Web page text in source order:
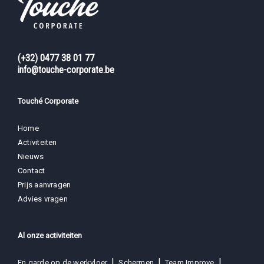
(+32) 0477 38 01 77
info@touche-corporate.be
Touché Corporate
Home
Activiteiten
Nieuws
Contact
Prijs aanvragen
Advies vragen
Al onze activiteiten